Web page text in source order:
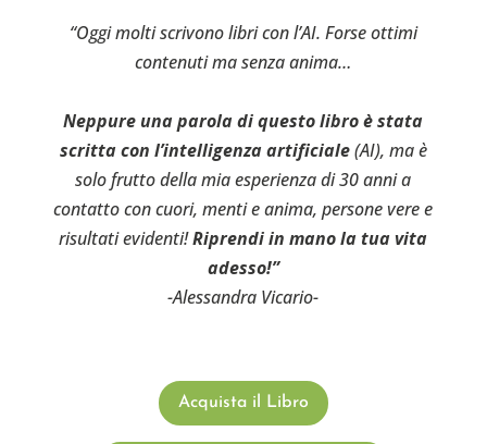
“Oggi molti scrivono libri con l’AI. Forse ottimi
contenuti ma senza anima…
Neppure una parola di questo libro è stata
scritta con l’intelligenza artificiale(AI), ma è
solo frutto della mia esperienza di 30 anni a
contatto con cuori, menti e anima, persone vere e
risultati evidenti!Riprendi in mano la tua vita
adesso!”
-Alessandra Vicario-
Acquista il Libro